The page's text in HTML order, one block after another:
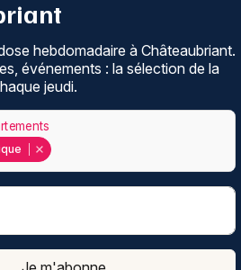
hebdomadaire à Châteaubriant.
événements : la sélection de la
jeudi.